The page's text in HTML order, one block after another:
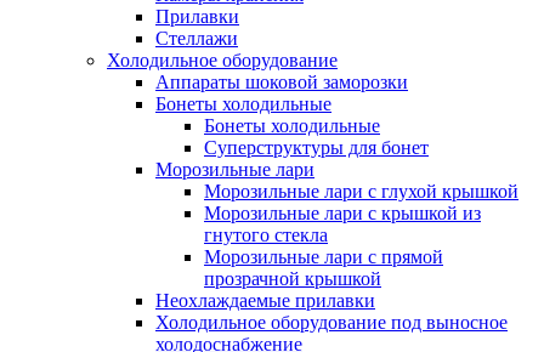
Прилавки
Стеллажи
Холодильное оборудование
Аппараты шоковой заморозки
Бонеты холодильные
Бонеты холодильные
Суперструктуры для бонет
Морозильные лари
Морозильные лари с глухой крышкой
Морозильные лари с крышкой из
гнутого стекла
Морозильные лари с прямой
прозрачной крышкой
Неохлаждаемые прилавки
Холодильное оборудование под выносное
холодоснабжение